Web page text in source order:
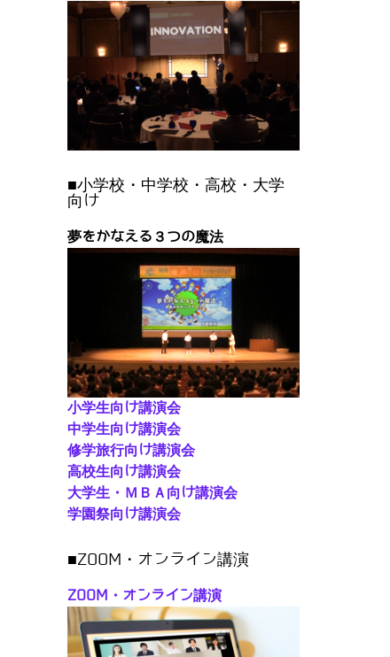
■小学校・中学校・高校・大学
向け
夢をかなえる３つの魔法
小学生向け講演会
中学生向け講演会
修学旅行向け講演会
高校生向け講演会
大学生・ＭＢＡ向け講演会
学園祭向け講演会
■ZOOM・オンライン講演
ZOOM・オンライン講演